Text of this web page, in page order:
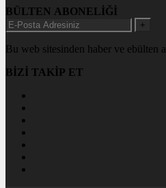
BÜLTEN ABONELİĞİ
+
Bu web sitesinden haber ve ebülten
BİZİ TAKİP ET